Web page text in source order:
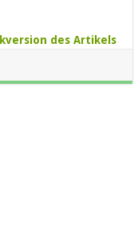
des Artikels